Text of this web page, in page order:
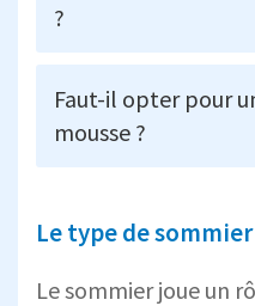
?
Faut-il opter pour
mousse ?
Le type de
Le sommier joue un